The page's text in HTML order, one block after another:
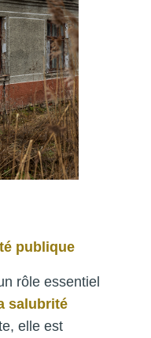
publique
rôle essentiel
salubrité
elle est